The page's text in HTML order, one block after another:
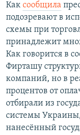
Как сообщила
подозревают в
схемы при
принадлежит
Как говорится в
Фирташу
компаний, но в
процентов от
отбирали из
системы
нанесённый